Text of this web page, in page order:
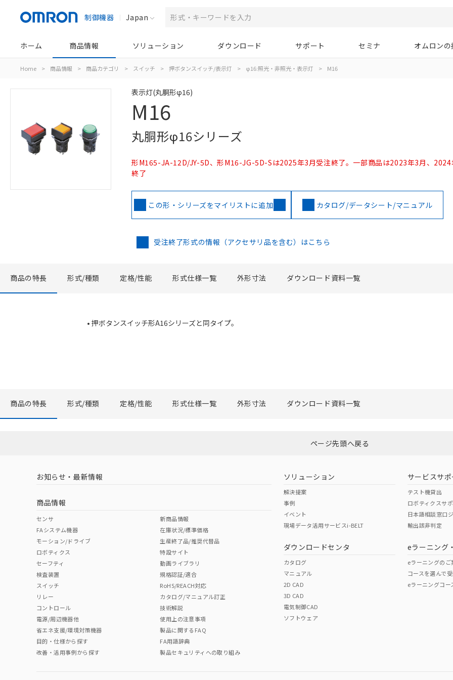
制御機器 Japan
ホーム 商品情報 ソリューション ダウンロード サポート セミナ オムロン
Home > 商品情報 > 商品カテゴリ > スイッチ > 押ボタンスイッチ/表示灯 > φ16:照光・非照光・表示灯 > M16
表示灯(丸胴形φ16)
M16
丸胴形φ16シリーズ
形M165-JA-12D/JY-5D、形M16-JG-5D-Sは2025年3月受注終了。一部商品は2023年3月、2024
終了
この形・シリーズをマイリストに追加 カタログ/データシート/マニュアル
受注終了形式の情報（アクセサリ品を含む）はこちら
商品の特長 形式/種類 定格/性能 形式仕様一覧 外形寸法 ダウンロード資料一覧
• 押ボタンスイッチ形A16シリーズと同タイプ。
商品の特長 形式/種類 定格/性能 形式仕様一覧 外形寸法 ダウンロード資料一覧
ページ先頭へ戻る
お知らせ・最新情報
商品情報
センサ
FAシステム機器
モーション/ドライブ
ロボティクス
セーフティ
検査装置
スイッチ
リレー
コントロール
電源/周辺機器他
省エネ支援/環境対策機器
目的・仕様から探す
改善・活用事例から探す
新商品情報
在庫状況/標準価格
生産終了品/推奨代替品
特設サイト
動画ライブラリ
規格認証/適合
RoHS/REACH対応
カタログ/マニュアル訂正
技術解説
使用上の注意事項
製品に関するFAQ
FA用語辞典
製品セキュリティへの取り組み
ソリューション
解決提案
事例
イベント
現場データ活用サービスi-BELT
ダウンロードセンタ
カタログ
マニュアル
2D CAD
3D CAD
電気制御CAD
ソフトウェア
サービスサポ
テスト機貸出
ロボティクスサ
日本語相談窓口
輸出該非判定
eラーニング
eラーニングのご
コースを選んで
eラーニングコー